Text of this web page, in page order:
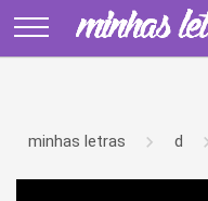
minhas letras d